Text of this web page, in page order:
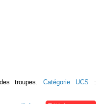
troupes.Catégorie UCS :